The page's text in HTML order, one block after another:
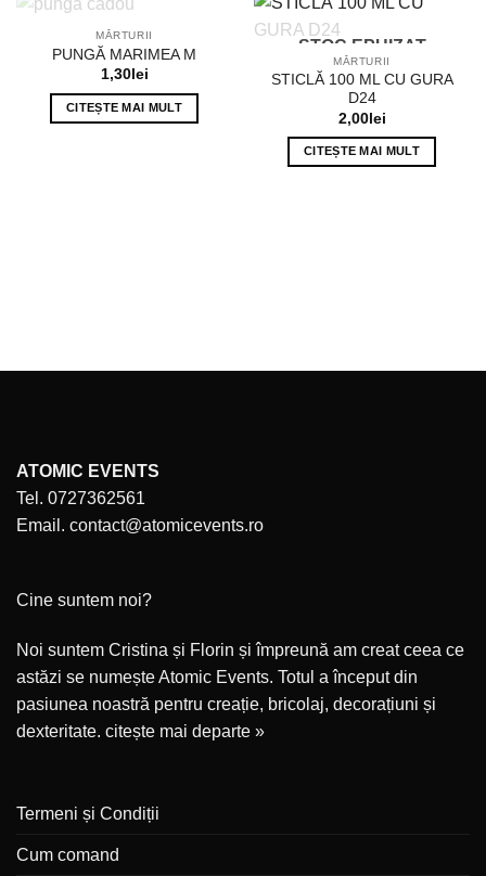
STOC EPUIZAT
MĂRTURII
PUNGĂ MARIMEA M
1,30lei
CITEȘTE MAI MULT
STOC EPUIZAT
MĂRTURII
STICLĂ 100 ML CU GURA
D24
2,00lei
CITEȘTE MAI MULT
ATOMIC EVENTS
Tel. 0727362561
Email. contact@atomicevents.ro
Cine suntem noi?
Noi suntem Cristina și Florin și împreună am creat ceea ce
astăzi se numește Atomic Events. Totul a început din
pasiunea noastră pentru creație, bricolaj, decorațiuni și
dexteritate. citește mai departe »
Termeni și Condiții
Cum comand